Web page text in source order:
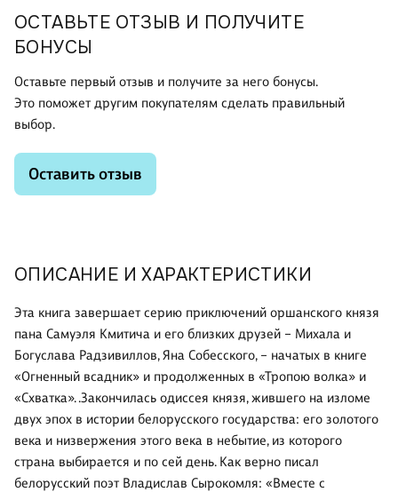
ОПИСАНИЕ И ХАРАКТЕРИСТИКИ
Эта книга завершает серию приключений оршанского князя
пана Самуэля Кмитича и его близких друзей – Михала и
Богуслава Радзивиллов, Яна Собесского, – начатых в книге
«Огненный всадник» и продолженных в «Тропою волка» и
«Схватка». .Закончилась одиссея князя, жившего на изломе
двух эпох в истории белорусского государства: его золотого
века и низвержения этого века в небытие, из которого
страна выбирается и по сей день. Как верно писал
белорусский поэт Владислав Сырокомля: «Вместе с
ОСТАВЬТЕ ОТЗЫВ И ПОЛУЧИТЕ
БОНУСЫ
Оставьте первый отзыв и получите за него бонусы.
Это поможет другим покупателям сделать правильный
выбор.
Оставить отзыв